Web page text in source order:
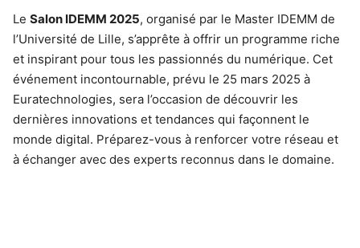
Le Salon IDEMM 2025, organisé par le Master IDEMM de
l’Université de Lille, s’apprête à offrir un programme riche
et inspirant pour tous les passionnés du numérique. Cet
événement incontournable, prévu le 25 mars 2025 à
Euratechnologies, sera l’occasion de découvrir les
dernières innovations et tendances qui façonnent le
monde digital. Préparez-vous à renforcer votre réseau et
à échanger avec des experts reconnus dans le domaine.